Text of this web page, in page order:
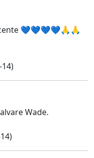
💙💙💙💙🙏🙏
Wade.